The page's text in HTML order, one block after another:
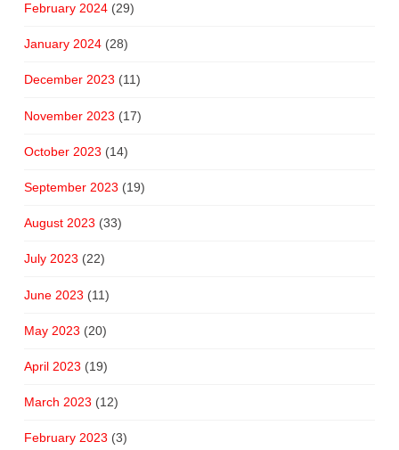
February 2024(29)
January 2024(28)
December 2023 (11)
November 2023 (17)
October 2023 (14)
September 2023 (19)
August 2023 (33)
July 2023 (22)
June 2023 (11)
May 2023 (20)
April 2023 (19)
March 2023 (12)
February 2023 (3)